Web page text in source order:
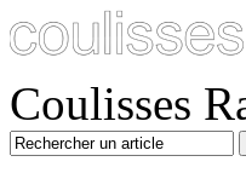
Coulisses